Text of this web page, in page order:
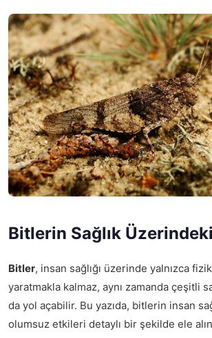
Bitlerin Sağlık
Bitler, insan sağlığı üzerinde yalnızca
yaratmakla kalmaz, aynı zamanda çeşitli
da yol açabilir. Bu yazıda, bitlerin insan
olumsuz etkileri detaylı bir şekilde ele